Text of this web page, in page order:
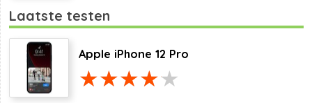
Laatste testen
Apple iPhone 12 Pro